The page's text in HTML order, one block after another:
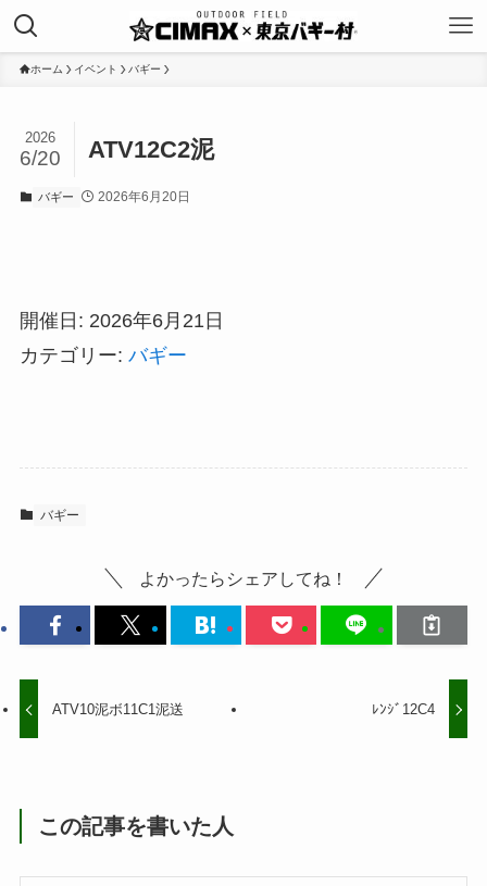
ホーム イベント バギー
ATV12C2泥
2026
6/20
バギー 2026年6月20日
開催日: 2026年6月21日
カテゴリー: バギー
バギー
よかったらシェアしてね！
ATV10泥ボ11C1泥送 ﾚﾝｼﾞ12C4
この記事を書いた人